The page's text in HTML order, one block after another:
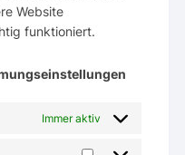
Website
funktioniert.
Immer aktiv